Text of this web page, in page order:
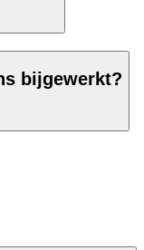
bijgewerkt?